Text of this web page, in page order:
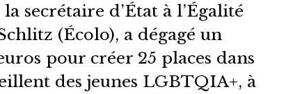
secrétaire d’État à l’Égalité
(Écolo), a dégagé un
pour créer 25 places dans
des jeunes LGBTQIA+, à